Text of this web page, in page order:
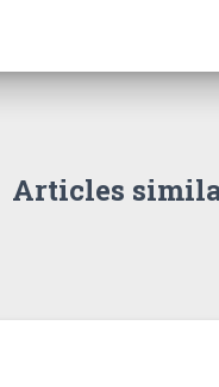
Articles